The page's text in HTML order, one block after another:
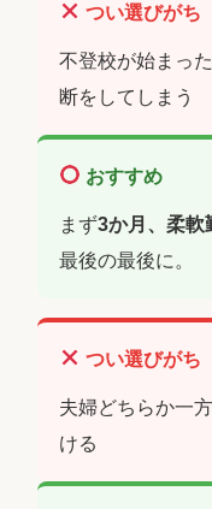
つい選びがち
不登校が始まっ
断をしてしまう
おすすめ
まず3か月、柔軟
最後の最後に。
つい選びがち
夫婦どちらか一
ける